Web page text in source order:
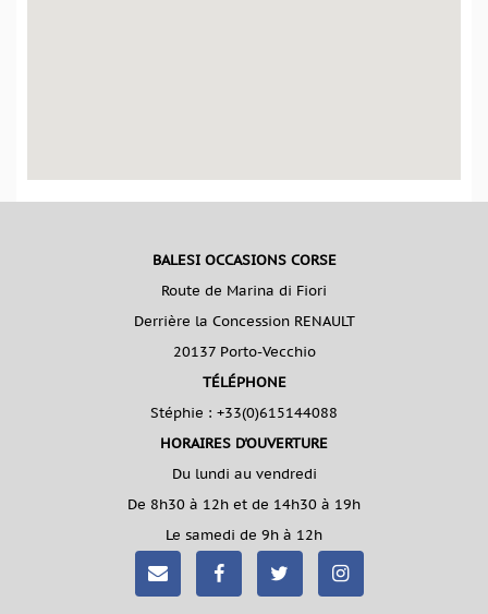
BALESI OCCASIONS CORSE
Route de Marina di Fiori
Derrière la Concession RENAULT
20137 Porto-Vecchio
TÉLÉPHONE
Stéphie : +33(0)615144088
HORAIRES D'OUVERTURE
Du lundi au vendredi
De 8h30 à 12h et de 14h30 à 19h
Le samedi de 9h à 12h